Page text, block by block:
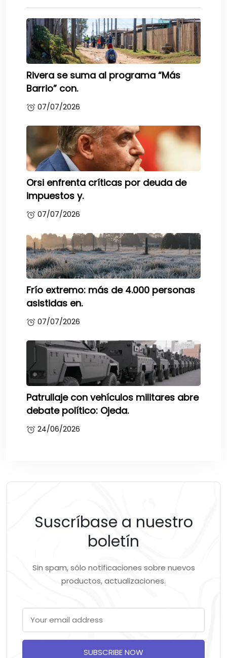
Rivera se suma al programa “Más
Barrio” con.
07/07/2026
Orsi enfrenta críticas por deuda de
impuestos y.
07/07/2026
Frío extremo: más de 4.000 personas
asistidas en.
07/07/2026
Patrullaje con vehículos militares abre
debate político: Ojeda.
24/06/2026
Suscríbase a nuestro
boletín
Sin spam, sólo notificaciones sobre nuevos
productos, actualizaciones.
SUBSCRIBE NOW